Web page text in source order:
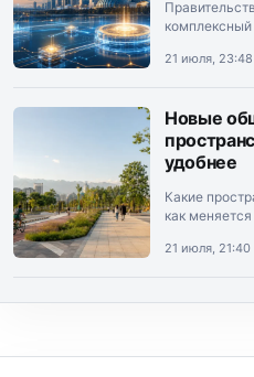
комплексный
Документ
21 июля, 23:48
Новые
удобнее
Какие
как
21 июля, 21:40